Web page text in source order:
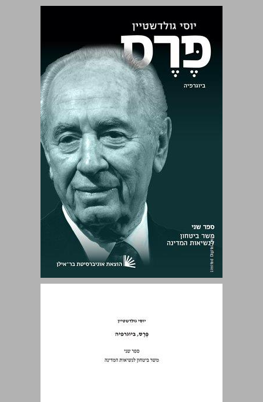
פֶּרֶס, ביוגרפיה: ספר שני - משר ביטחון לנשיאות המדינה ... 0